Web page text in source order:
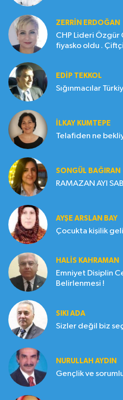
ZERRIN ERDOĞAN
CHP Lideri Özgür
fiyasko oldu . Çiftçi
EDIP TEKKOL
Sığınmacılar
İLKAY KUMTEPE
Telafiden ne
SONGÜL BAĞIRAN
RAMAZAN AYI
AYŞE ARSLAN BAY
Çocukta kişilik
HALIS KAHRAMAN
Emniyet Disiplin
Belirlenmesi !
SIKI ADA
Sizler değil biz
NURULLAH AYDIN
Gençlik ve